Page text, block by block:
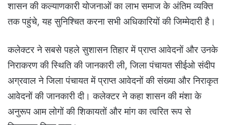
शासन की कल्याणकारी योजनाओं का लाभ समाज के अंतिम व्यक्ति
तक पहुंचे, यह सुनिश्चित करना सभी अधिकारियों की जिम्मेदारी है।
कलेक्टर ने सबसे पहले सुशासन तिहार में प्राप्त आवेदनों और उनके
निराकरण की स्थिति की जानकारी ली, जिला पंचायत सीईओ संदीप
अग्रवाल ने जिला पंचायत में प्राप्त आवेदनों की संख्या और निराकृत
आवेदनों की जानकारी दी। कलेक्टर ने कहा शासन की मंशा के
अनुरूप आम लोगों की शिकायतों और मांग का त्वरित रूप से